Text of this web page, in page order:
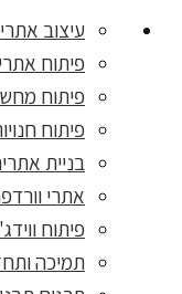
עיצוב
פיתוח
פיתוח
פיתוח
בניית
אתרי
פיתוח
תמיכה